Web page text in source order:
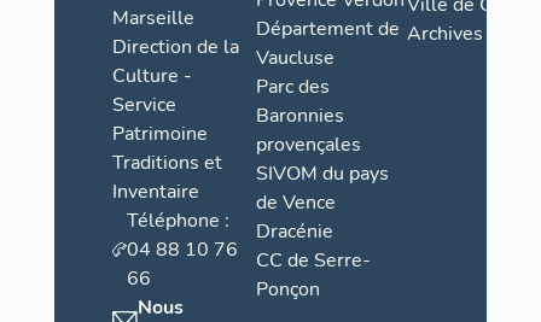
Marseille
Direction de la
Culture -
Service
Patrimoine
Traditions et
Inventaire
Téléphone :
04 88 10 76
66
Nous
Département de
Vaucluse
Parc des
Baronnies
provençales
SIVOM du pays
de Vence
Dracénie
CC de Serre-
Ponçon
Archives